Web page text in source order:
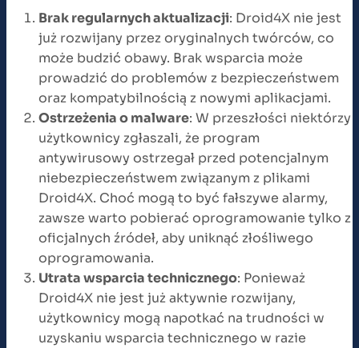
Brak regularnych aktualizacji: Droid4X nie jest
już rozwijany przez oryginalnych twórców, co
może budzić obawy. Brak wsparcia może
prowadzić do problemów z bezpieczeństwem
oraz kompatybilnością z nowymi aplikacjami.
Ostrzeżenia o malware: W przeszłości niektórzy
użytkownicy zgłaszali, że program
antywirusowy ostrzegał przed potencjalnym
niebezpieczeństwem związanym z plikami
Droid4X. Choć mogą to być fałszywe alarmy,
zawsze warto pobierać oprogramowanie tylko z
oficjalnych źródeł, aby uniknąć złośliwego
oprogramowania.
Utrata wsparcia technicznego: Ponieważ
Droid4X nie jest już aktywnie rozwijany,
użytkownicy mogą napotkać na trudności w
uzyskaniu wsparcia technicznego w razie